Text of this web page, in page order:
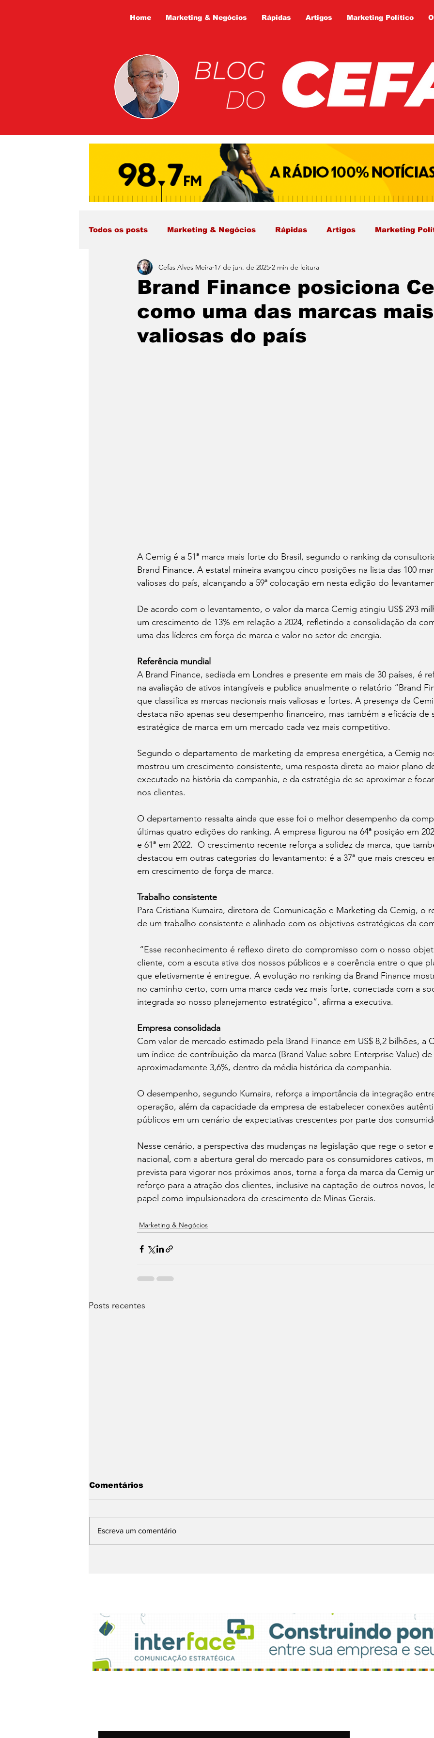
Home Marketing & Negócios Rápidas Artigos Marketing Político
Todos os posts Marketing & Negócios Rápidas Artigos Marketing
Brand Finance posiciona
como uma das marcas mais
valiosas do país
Cefas Alves Meira 17 de jun. de 2025 2 min de leitura
A Cemig é a 51ª marca mais forte do Brasil, segundo o ranking da
Brand Finance. A estatal mineira avançou cinco posições na lista das 100
valiosas do país, alcançando a 59ª colocação em nesta edição do
De acordo com o levantamento, o valor da marca Cemig atingiu US$ 293
um crescimento de 13% em relação a 2024, refletindo a consolidação da
uma das líderes em força de marca e valor no setor de energia.
Referência mundial
A Brand Finance, sediada em Londres e presente em mais de 30 países, é
na avaliação de ativos intangíveis e publica anualmente o relatório “Brand
que classifica as marcas nacionais mais valiosas e fortes. A presença da
destaca não apenas seu desempenho financeiro, mas também a eficácia de
estratégica de marca em um mercado cada vez mais competitivo.
Segundo o departamento de marketing da empresa energética, a Cemig
mostrou um crescimento consistente, uma resposta direta ao maior plano
executado na história da companhia, e da estratégia de se aproximar e
nos clientes.
O departamento ressalta ainda que esse foi o melhor desempenho da
últimas quatro edições do ranking. A empresa figurou na 64ª posição em
e 61ª em 2022.  O crescimento recente reforça a solidez da marca, que
destacou em outras categorias do levantamento: é a 37ª que mais cresceu
em crescimento de força de marca.
Trabalho consistente
Para Cristiana Kumaira, diretora de Comunicação e Marketing da Cemig, o
de um trabalho consistente e alinhado com os objetivos estratégicos da
“Esse reconhecimento é reflexo direto do compromisso com o nosso
cliente, com a escuta ativa dos nossos públicos e a coerência entre o que
que efetivamente é entregue. A evolução no ranking da Brand Finance
no caminho certo, com uma marca cada vez mais forte, conectada com a
integrada ao nosso planejamento estratégico”, afirma a executiva.
Empresa consolidada
Com valor de mercado estimado pela Brand Finance em US$ 8,2 bilhões, a
um índice de contribuição da marca (Brand Value sobre Enterprise Value) de
aproximadamente 3,6%, dentro da média histórica da companhia.
O desempenho, segundo Kumaira, reforça a importância da integração
operação, além da capacidade da empresa de estabelecer conexões
públicos em um cenário de expectativas crescentes por parte dos
Nesse cenário, a perspectiva das mudanças na legislação que rege o setor
nacional, com a abertura geral do mercado para os consumidores cativos,
prevista para vigorar nos próximos anos, torna a força da marca da Cemig
reforço para a atração dos clientes, inclusive na captação de outros novos,
papel como impulsionadora do crescimento de Minas Gerais.
Marketing & Negócios
Posts recentes
Comentários
Escreva um comentário